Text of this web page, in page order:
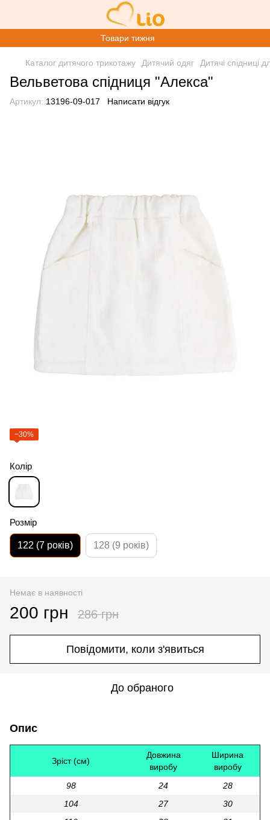
Товари тижня
Каталог дитячого трикотажу Дитячий одяг Дитячі спідниці
Вельветова спідниця "Алекса"
Артикул: 13196-09-017 Написати відгук
−30%
Колір
Розмір
122 (7 років) 128 (9 років)
Немає в наявності
200 грн 286 грн
Повідомити, коли з'явиться
До обраного
Опис
Зріст (см)
Довжина
виробу
Ширина
виробу
98
24
28
104
27
30